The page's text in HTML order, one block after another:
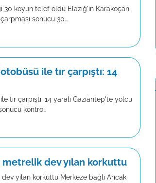
30 koyun telef oldu Elazığ'ın Karakoçan
sonucu 30…
ile tır çarpıştı: 14
tır çarpıştı: 14 yaralı Gaziantep'te yolcu
kontro…
metrelik dev yılan korkuttu
yılan korkuttu Merkeze bağlı Arıcak